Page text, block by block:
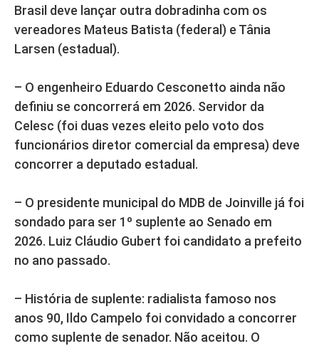
Brasil deve lançar outra dobradinha com os
vereadores Mateus Batista (federal) e Tânia
Larsen (estadual).
– O engenheiro Eduardo Cesconetto ainda não
definiu se concorrerá em 2026. Servidor da
Celesc (foi duas vezes eleito pelo voto dos
funcionários diretor comercial da empresa) deve
concorrer a deputado estadual.
– O presidente municipal do MDB de Joinville já foi
sondado para ser 1º suplente ao Senado em
2026. Luiz Cláudio Gubert foi candidato a prefeito
no ano passado.
– História de suplente: radialista famoso nos
anos 90, Ildo Campelo foi convidado a concorrer
como suplente de senador. Não aceitou. O